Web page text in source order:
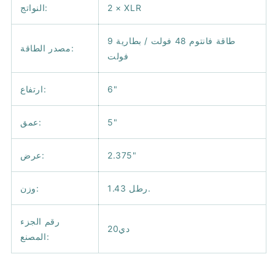
النواتج: 2 × XLR
مصدر الطاقة:
طاقة فانتوم 48 فولت / بطارية 9
فولت
ارتفاع: 6"
عمق: 5"
عرض: 2.375"
وزن: 1.43 رطل.
رقم الجزء
المصنع:
دي20